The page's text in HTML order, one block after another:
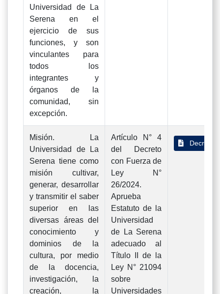
Universidad de La
Serena en el
ejercicio de sus
funciones, y son
vinculantes para
todos los
integrantes y
órganos de la
comunidad, sin
excepción.
Misión. La
Universidad de La
Serena tiene como
misión cultivar,
generar, desarrollar
y transmitir el saber
superior en las
diversas áreas del
conocimiento y
dominios de la
cultura, por medio
de la docencia,
investigación, la
creación, la
Artículo N° 4
del Decreto
con Fuerza de
Ley N°
26/2024.
Aprueba
Estatuto de la
Universidad
de La Serena
adecuado al
Título II de la
Ley N° 21094
sobre
Universidades
Decreto